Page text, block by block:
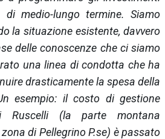
medio-lungo termine. Siamo
la situazione esistente, davvero
delle conoscenze che ci siamo
una linea di condotta che ha
drasticamente la spesa della
esempio: il costo di gestione
(la parte montana
di Pellegrino P.se) è passato